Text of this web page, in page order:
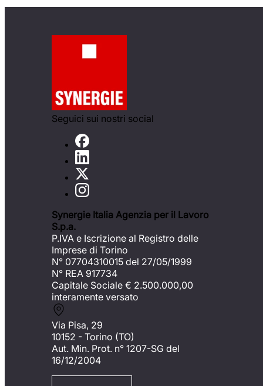
Seguici sui nostri social
Synergie Italia Agenzia per il Lavoro
S.p.a.
P.IVA e Iscrizione al Registro delle
Imprese di Torino
N° 07704310015 del 27/05/1999
N° REA 917734
Capitale Sociale € 2.500.000,00
interamente versato
Via Pisa, 29
10152 - Torino (TO)
Aut. Min. Prot. n° 1207-SG del
16/12/2004